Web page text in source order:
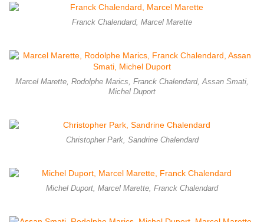
Franck Chalendard, Marcel Marette
Marcel Marette, Rodolphe Marics, Franck Chalendard, Assan Smati,
Michel Duport
Christopher Park, Sandrine Chalendard
Michel Duport, Marcel Marette, Franck Chalendard